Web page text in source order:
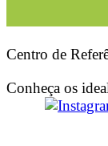
Centro de
Conheça os